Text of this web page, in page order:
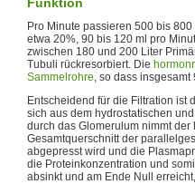
Pro Minute passieren 500 bis 800
etwa 20%, 90 bis 120 ml pro
zwischen 180 und 200 Liter
Tubuli rückresorbiert. Die
Sammelrohre, so dass
Entscheidend für die Filtration ist
sich aus dem hydrostatischen
durch das Glomerulum nimmt
Gesamtquerschnitt der
abgepresst wird und die
die Proteinkonzentration und
absinkt und am Ende Null